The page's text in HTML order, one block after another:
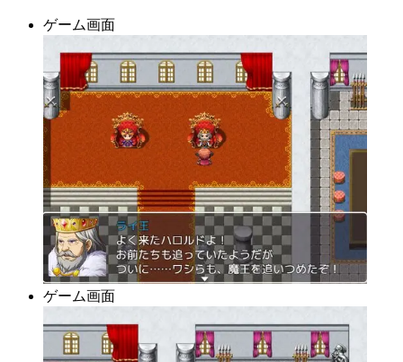
ゲーム画面
ゲーム画面